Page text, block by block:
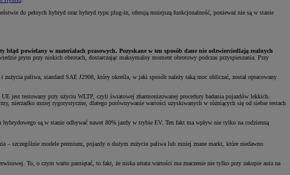
do pełnych hybryd oraz hybryd typu plug-in, oferują mniejszą funkcjonalność, ponieważ nie są w stanie
błąd powielany w materiałach prasowych. Pozyskane w ten sposób dane nie odzwierciedlają realnych
prym przy niskich obrotach, dostarczając maksymalny moment obrotowy podczas przyspieszania. Przy
paliwa, standard SAE J2908, który określa, w jaki sposób należy taką moc obliczać, został opracowany
jest testowany przy użyciu WLTP, czyli światowej zharmonizowanej procedury badania pojazdów lekkich.
nierzadko mniej rygorystyczne, dlatego porównywanie wartości uzyskiwanych w różniących się od siebie testach
są w stanie odbywać nawet 80% jazdy w trybie EV. Ten fakt ma wpływ nie tylko na codzienną
– szczególnie modele premium, pojazdy o dużym zużyciu paliwa lub mniej znane marki, które niedawno
To, o czym warto pamiętać, to fakt, że niska utrata wartości ma znaczenie nie tylko przy zakupie auta na